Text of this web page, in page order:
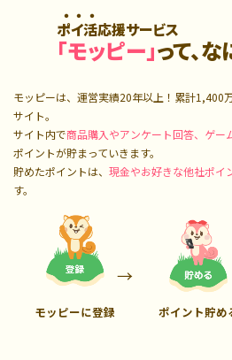
ポイ活応援サービス
「モッピー」って、な
モッピーは、運営実績20年以上！累計1,400
サイト。
サイト内で商品購入やアンケート回答、ゲー
ポイントが貯まっていきます。
貯めたポイントは、 現金やお好きな他社ポイ
す。
モッピーに登録 ポイント貯め